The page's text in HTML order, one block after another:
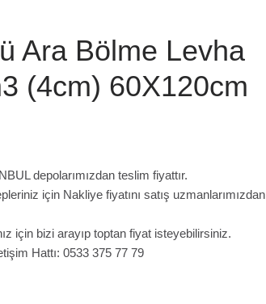
Ara Bölme Levha
(4cm) 60X120cm
depolarımızdan teslim fiyattır.
için Nakliye fiyatını satış uzmanlarımızdan
için bizi arayıp toptan fiyat isteyebilirsiniz.
Hattı: 0533 375 77 79